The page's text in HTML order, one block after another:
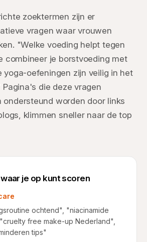
zoektermen zijn er
vragen waar vrouwen
"Welke voeding helpt tegen
combineer je borstvoeding met
yoga-oefeningen zijn veilig in het
die deze vragen
ondersteund worden door links
klimmen sneller naar de top
je op kunt scoren
ochtend", "niacinamide
free make-up Nederland",
tips"